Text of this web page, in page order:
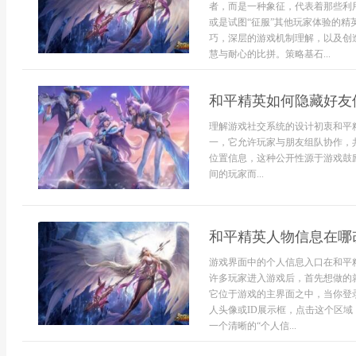
者，而是一种象征，代表着那些
或是试图“征服”其他玩家体验的
巧，深层的游戏机制理解，以及
慧与耐心的比拼。策略基石...
和平精英如何隐藏好
理解游戏社交系统的设计初衷和
一，它允许玩家与朋友组队协作
位置信息，这种公开性源于游戏
间的玩家而...
和平精英人物信息在
游戏界面中的个人信息入口在和
许多玩家进入游戏后，首先想做
它位于游戏的主界面之中，当你
人头像或ID展示框，点击这个区
一个清晰的“个人信...